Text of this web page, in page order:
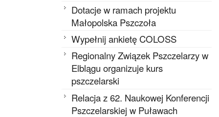
Dotacje w ramach projektu
Małopolska Pszczoła
Wypełnij ankietę COLOSS
Regionalny Związek Pszczelarzy w
Elblągu organizuje kurs
pszczelarski
Relacja z 62. Naukowej Konferencji
Pszczelarskiej w Puławach